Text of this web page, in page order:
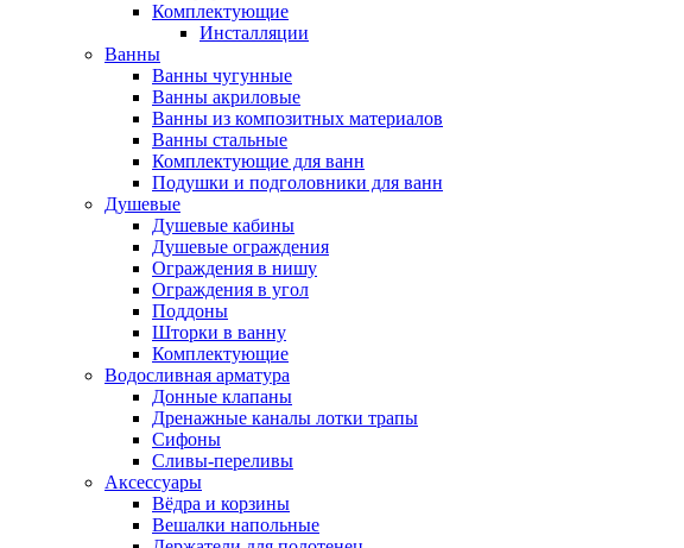
Комплектующие
Инсталляции
Ванны
Ванны чугунные
Ванны акриловые
Ванны из композитных материалов
Ванны стальные
Комплектующие для ванн
Подушки и подголовники для ванн
Душевые
Душевые кабины
Душевые ограждения
Ограждения в нишу
Ограждения в угол
Поддоны
Шторки в ванну
Комплектующие
Водосливная арматура
Донные клапаны
Дренажные каналы лотки трапы
Сифоны
Сливы-переливы
Аксессуары
Вёдра и корзины
Вешалки напольные